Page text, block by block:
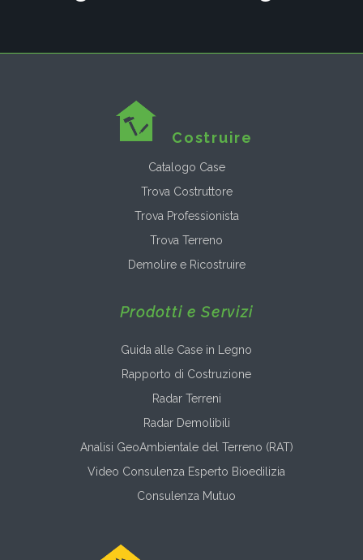
Costruire
Catalogo Case
Trova Costruttore
Trova Professionista
Trova Terreno
Demolire e Ricostruire
Prodotti e Servizi
Guida alle Case in Legno
Rapporto di Costruzione
Radar Terreni
Radar Demolibili
Analisi GeoAmbientale del Terreno (RAT)
Video Consulenza Esperto Bioedilizia
Consulenza Mutuo